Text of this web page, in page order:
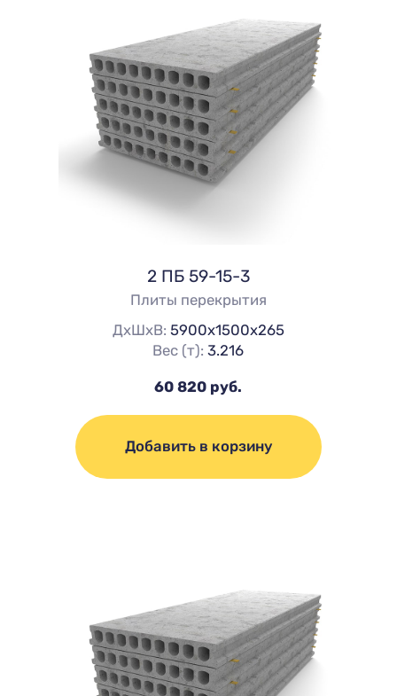
2 ПБ 59-15-3
Плиты перекрытия
ДхШхВ: 5900х1500х265
Вес (т):3.216
60 820 руб.
Добавить в корзину